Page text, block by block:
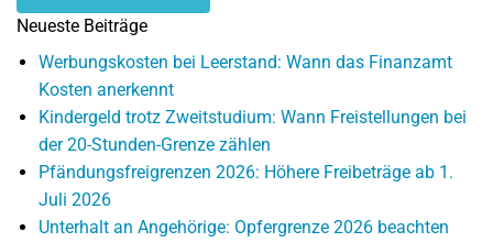
Neueste Beiträge
Werbungskosten bei Leerstand: Wann das Finanzamt
Kosten anerkennt
Kindergeld trotz Zweitstudium: Wann Freistellungen bei
der 20-Stunden-Grenze zählen
Pfändungsfreigrenzen 2026: Höhere Freibeträge ab 1.
Juli 2026
Unterhalt an Angehörige: Opfergrenze 2026 beachten